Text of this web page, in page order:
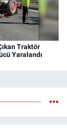
Traktör
Yaralandı